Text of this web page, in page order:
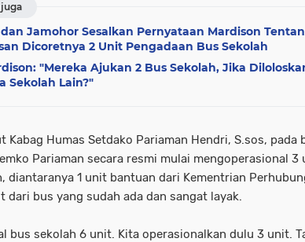
dan Jamohor Sesalkan Pernyataan Mardison
Dicoretnya 2 Unit Pengadaan Bus Sekolah
"Mereka Ajukan 2 Bus Sekolah, Jika
Sekolah Lain?"
Kabag Humas Setdako Pariaman Hendri, S.sos, pada
Pariaman secara resmi mulai mengoperasional 3
diantaranya 1 unit bantuan dari Kementrian
dari bus yang sudah ada dan sangat layak.
bus sekolah 6 unit. Kita operasionalkan dulu 3 unit.